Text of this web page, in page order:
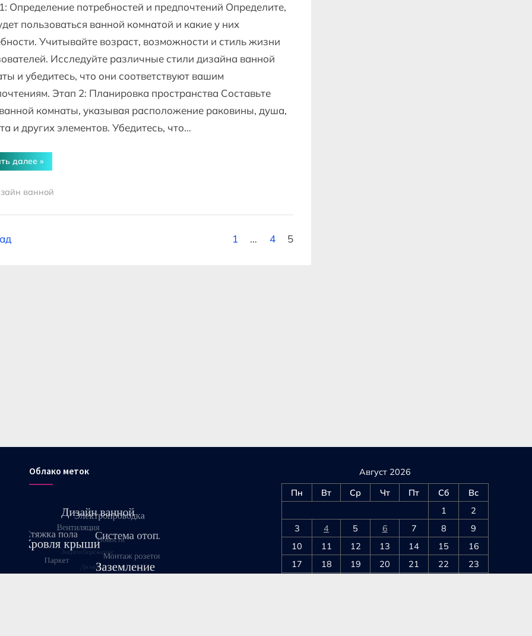
Определение потребностей и предпочтений Определите,
пользоваться ванной комнатой и какие у них
Учитывайте возраст, возможности и стиль жизни
Исследуйте различные стили дизайна ванной
и убедитесь, что они соответствуют вашим
Этап 2: Планировка пространства Составьте
комнаты, указывая расположение раковины, душа,
и других элементов. Убедитесь, что…
далее “Как
спроектировать
комнаты”
»
ванной
1 … 4 5
Облако меток
Август 2026
Пн
Вт Ср Чт Пт Сб
Вс
1
2
3
4 5 6 7 8
9
10
11 12 13 14 15
16
17
18 19 20 21 22
23